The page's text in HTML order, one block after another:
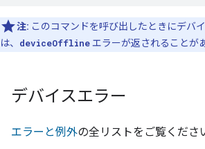
注: このコマンドを呼び出したときにデバ
は、 deviceOfflineエラーが返されることが
デバイスエラー
エラーと例外の全リストをご覧くださ